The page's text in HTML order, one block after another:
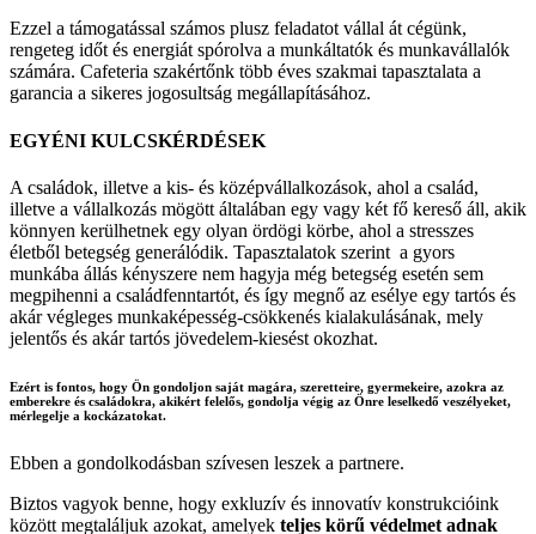
Ezzel a támogatással számos plusz feladatot vállal át cégünk,
rengeteg időt és energiát spórolva a munkáltatók és munkavállalók
számára. Cafeteria szakértőnk több éves szakmai tapasztalata a
garancia a sikeres jogosultság megállapításához.
EGYÉNI KULCSKÉRDÉSEK
A családok, illetve a kis- és középvállalkozások, ahol a család,
illetve a vállalkozás mögött általában egy vagy két fő kereső áll, akik
könnyen kerülhetnek egy olyan ördögi körbe, ahol a stresszes
életből betegség generálódik. Tapasztalatok szerint a gyors
munkába állás kényszere nem hagyja még betegség esetén sem
megpihenni a családfenntartót, és így megnő az esélye egy tartós és
akár végleges munkaképesség-csökkenés kialakulásának, mely
jelentős és akár tartós jövedelem-kiesést okozhat.
Ezért is fontos, hogy Ön gondoljon saját magára, szeretteire, gyermekeire, azokra az
emberekre és családokra, akikért felelős, gondolja végig az Önre leselkedő veszélyeket,
mérlegelje a kockázatokat.
Ebben a gondolkodásban szívesen leszek a partnere.
Biztos vagyok benne, hogy exkluzív és innovatív konstrukcióink
között megtaláljuk azokat, amelyek teljes körű védelmet adnak